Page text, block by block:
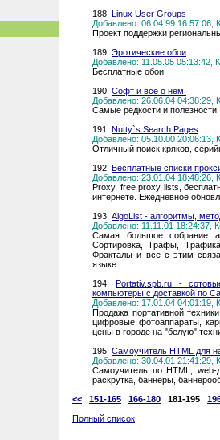
188. Linux User Groups
Добавлено: 06.04.99 16:57:06,
Проект поддержки
189. Эротические обои
Добавлено: 11.05.05 05:13:42,
Бесплатные обои
190. Софт и всё о нём!
Добавлено: 26.06.04 04:38:29,
Самые редкости и полезности!
191. Nutty`s Search Pages
Добавлено: 05.10.00 20:06:13,
Отличный поиск кряков,
192. Бесплатные списки
Добавлено: 23.01.04 18:48:26,
Proxy, free proxy lists,
интернете. Ежедневное
193. AlgoList - алгоритмы,
Добавлено: 11.11.01 18:24:37,
Cамая большое собрание
Сортировка, Графы,
Фракталы и все с этим
языке.
194.Portativ.spb.ru -
компьютеры с доставкой по
Добавлено: 17.01.04 04:01:19,
Продажа портативной
цифровые фотоаппараты,
цены в городе на "белую"
195. Самоучитель HTML для
Добавлено: 30.04.01 21:41:29,
Самоучитель по HTML, web-
раскрутка, баннеры,
<<
151-165 166-180 181-195
Полный список